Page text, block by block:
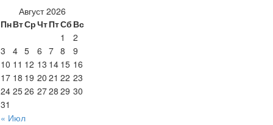
Август 2026
ПнВтСрЧтПтСб Вс
« Июл
1
2
3
4 5 6 7 8
9
10 11 12 13 14 15 16
17 18 19 20 21 22 23
24 2526 2728 29 30
31